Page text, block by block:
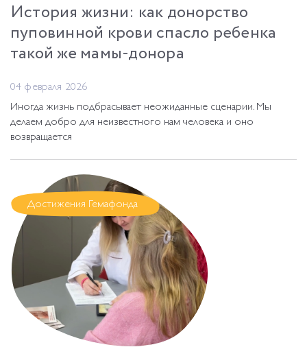
История жизни: как донорство
пуповинной крови спасло ребенка
такой же мамы-донора
04 февраля 2026
Иногда жизнь подбрасывает неожиданные сценарии. Мы
делаем добро для неизвестного нам человека и оно
возвращается
Достижения Гемафонда